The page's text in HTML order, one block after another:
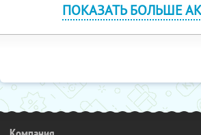
ПОКАЗАТЬ БОЛЬШЕ